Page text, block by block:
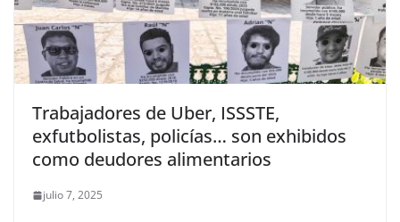
Trabajadores de Uber, ISSSTE,
exfutbolistas, policías… son exhibidos
como deudores alimentarios
julio 7, 2025